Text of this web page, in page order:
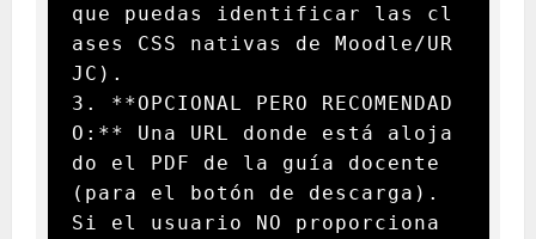
que puedas identificar las cl
ases CSS nativas de Moodle/UR
JC).
3. **OPCIONAL PERO RECOMENDAD
O:** Una URL donde está aloja
do el PDF de la guía docente
(para el botón de descarga).
Si el usuario NO proporciona